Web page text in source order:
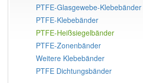
PTFE-Glasgewebe-Klebebänder
PTFE-Klebebänder
PTFE-Heißsiegelbänder
PTFE-Zonenbänder
Weitere Klebebänder
PTFE Dichtungsbänder